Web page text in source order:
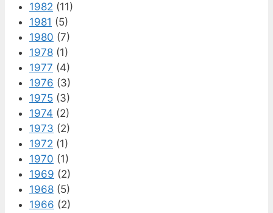
1982 (11)
1981 (5)
1980 (7)
1978 (1)
1977 (4)
1976 (3)
1975 (3)
1974 (2)
1973 (2)
1972 (1)
1970 (1)
1969 (2)
1968 (5)
1966 (2)